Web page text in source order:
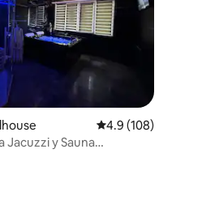
5, 176 reseñas
Calificación
4.9 (108)